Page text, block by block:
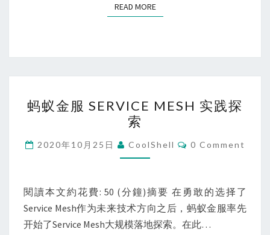
术
READ MOREREAD MORE
蚁
金
服
SERVICE
实
践
探
蚂蚁金服 SERVICE MESH 实践探
索
2020年10月25日 CoolShell Comments
0 Comment
閱讀本文約花費: 50 (分鐘)摘要 在勇敢的选择了
Service Mesh作为未来技术方向之后，蚂蚁金服率先
开始了Service Mesh大规模落地探索。在此…